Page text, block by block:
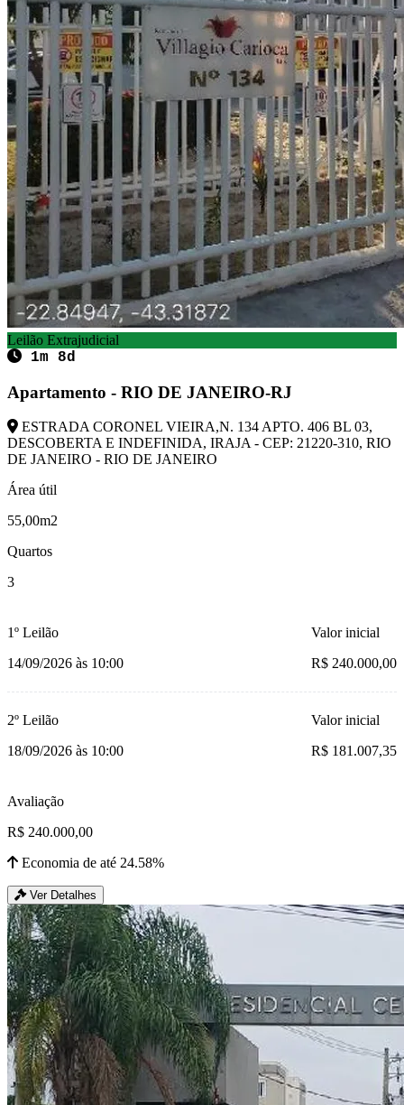
Leilão Extrajudicial
1m 8d
Apartamento - RIO DE JANEIRO-RJ
ESTRADA CORONEL VIEIRA,N. 134 APTO. 406 BL 03,
DESCOBERTA E INDEFINIDA, IRAJA - CEP: 21220-310, RIO
DE JANEIRO - RIO DE JANEIRO
Área útil
55,00m2
Quartos
3
1º Leilão
14/09/2026 às 10:00
Valor inicial
R$ 240.000,00
2º Leilão
18/09/2026 às 10:00
Valor inicial
R$ 181.007,35
Avaliação
R$ 240.000,00
Economia de até 24.58%
Ver Detalhes